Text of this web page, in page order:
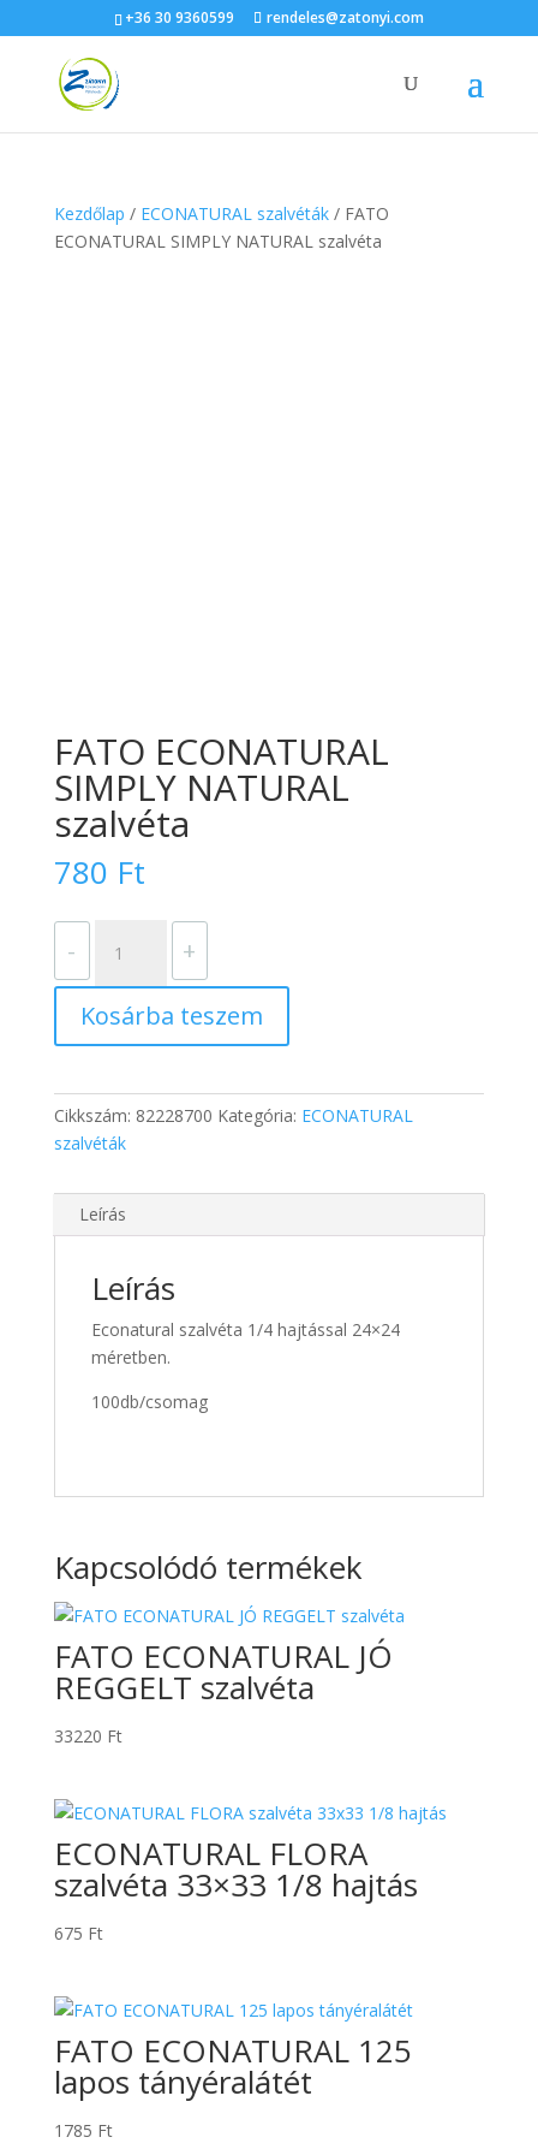
+36 30 9360599 rendeles@zatonyi.com
Kezdőlap / ECONATURAL szalvéták/ FATO
ECONATURAL SIMPLY NATURAL szalvéta
FATO ECONATURAL
SIMPLY NATURAL
szalvéta
780 Ft
-
ECONATURAL
SIMPLY
NATURAL
szalvéta
+
Kosárba teszem
Cikkszám: 82228700 Kategória: ECONATURAL
szalvéták
Leírás
Leírás
Econatural szalvéta 1/4 hajtással 24×24
méretben.
100db/csomag
Kapcsolódó termékek
FATO ECONATURAL JÓ
REGGELT szalvéta
33220 Ft
ECONATURAL FLORA
szalvéta 33×33 1/8 hajtás
675 Ft
FATO ECONATURAL 125
lapos tányéralátét
1785 Ft